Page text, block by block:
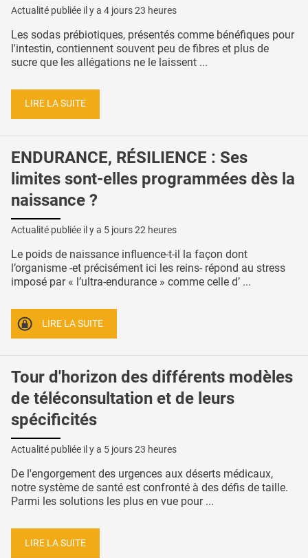
Actualité publiée il y a 4 jours 23 heures
Les sodas prébiotiques, présentés comme bénéfiques pour
l'intestin, contiennent souvent peu de fibres et plus de
sucre que les allégations ne le laissent ...
LIRE LA SUITE
ENDURANCE, RÉSILIENCE : Ses
limites sont-elles programmées dès la
naissance ?
Actualité publiée il y a 5 jours 22 heures
Le poids de naissance influence-t-il la façon dont
l’organisme -et précisément ici les reins- répond au stress
imposé par « l’ultra-endurance » comme celle d’ ...
LIRE LA SUITE
Tour d'horizon des différents modèles
de téléconsultation et de leurs
spécificités
Actualité publiée il y a 5 jours 23 heures
De l'engorgement des urgences aux déserts médicaux,
notre système de santé est confronté à des défis de taille.
Parmi les solutions les plus en vue pour ...
LIRE LA SUITE